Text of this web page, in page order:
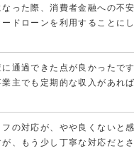
った際、消費者金融への不
ドローンを利用することにし
通過できた点が良かったで
主でも定期的な収入があれ
の対応が、やや良くないと
、もう少し丁寧な対応だと